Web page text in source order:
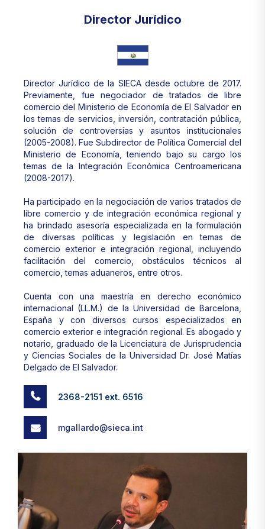
Director Jurídico
Director Jurídico de la SIECA desde octubre de 2017.
Previamente, fue negociador de tratados de libre
comercio del Ministerio de Economía de El Salvador en
los temas de servicios, inversión, contratación pública,
solución de controversias y asuntos institucionales
(2005-2008). Fue Subdirector de Política Comercial del
Ministerio de Economía, teniendo bajo su cargo los
temas de la Integración Económica Centroamericana
(2008-2017).
Ha participado en la negociación de varios tratados de
libre comercio y de integración económica regional y
ha brindado asesoría especializada en la formulación
de diversas políticas y legislación en temas de
comercio exterior e integración regional, incluyendo
facilitación del comercio, obstáculos técnicos al
comercio, temas aduaneros, entre otros.
Cuenta con una maestría en derecho económico
internacional (LL.M.) de la Universidad de Barcelona,
España y con diversos cursos especializados en
comercio exterior e integración regional. Es abogado y
notario, graduado de la Licenciatura de Jurisprudencia
y Ciencias Sociales de la Universidad Dr. José Matías
Delgado de El Salvador.
2368-2151 ext. 6516
mgallardo@sieca.int